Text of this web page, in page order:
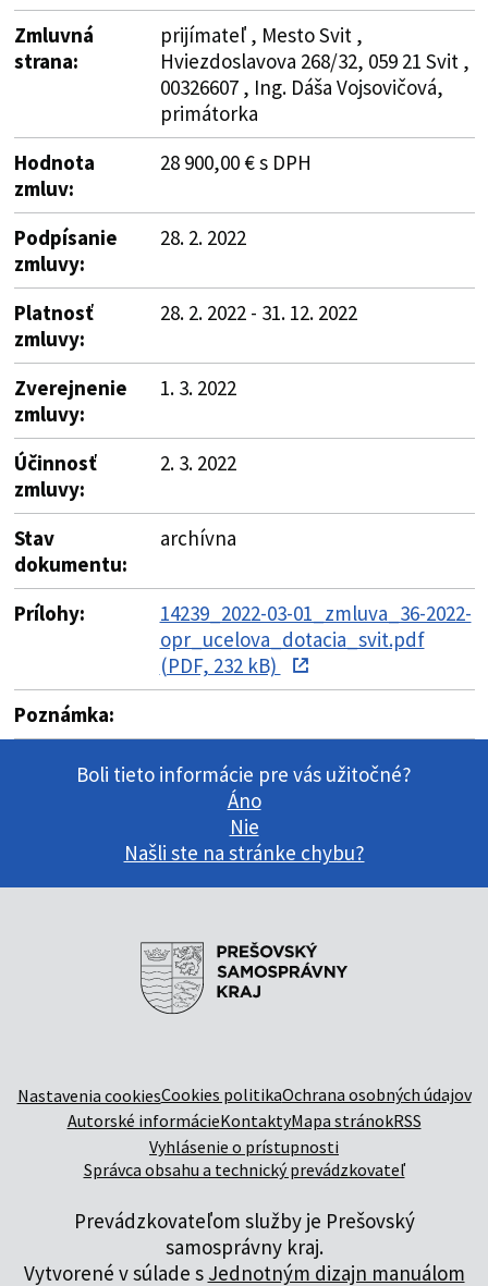
Zmluvná
strana:
prijímateľ , Mesto Svit ,
Hviezdoslavova 268/32, 059 21 Svit ,
00326607 , Ing. Dáša Vojsovičová,
primátorka
Hodnota
zmluv:
28 900,00 € s DPH
Podpísanie
zmluvy:
28. 2. 2022
Platnosť
zmluvy:
28. 2. 2022 - 31. 12. 2022
Zverejnenie
zmluvy:
1. 3. 2022
Účinnosť
zmluvy:
2. 3. 2022
Stav
dokumentu:
archívna
Prílohy:
14239_2022-03-01_zmluva_36-2022-
opr_ucelova_dotacia_svit.pdf
(PDF, 232 kB)
Poznámka:
Boli tieto informácie pre vás užitočné?
Áno
Nie
Našli ste na stránke chybu?
Nastavenia cookiesCookies politikaOchrana osobných údajov
Autorské informácieKontaktyMapa stránokRSS
Vyhlásenie o prístupnosti
Správca obsahu a technický prevádzkovateľ
Prevádzkovateľom služby je Prešovský
samosprávny kraj.
Vytvorené v súlade s Jednotným dizajn manuálom